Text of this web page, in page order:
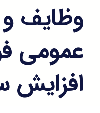
وظایف
عمومی
افزایش